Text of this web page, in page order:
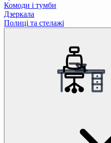
Комоди і тумби
Дзеркала
Полиці та стелажі